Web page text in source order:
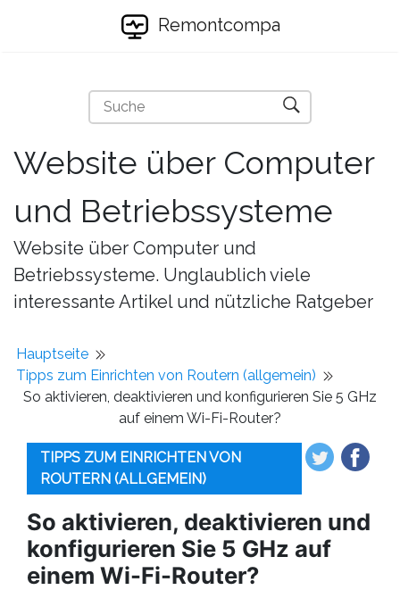
Remontcompa
Website über Computer
und Betriebssysteme
Website über Computer und
Betriebssysteme. Unglaublich viele
interessante Artikel und nützliche Ratgeber
Hauptseite
Tipps zum Einrichten von Routern (allgemein)
So aktivieren, deaktivieren und konfigurieren Sie 5 GHz
auf einem Wi-Fi-Router?
TIPPS ZUM EINRICHTEN VON
ROUTERN (ALLGEMEIN)
So aktivieren, deaktivieren und
konfigurieren Sie 5 GHz auf
einem Wi-Fi-Router?